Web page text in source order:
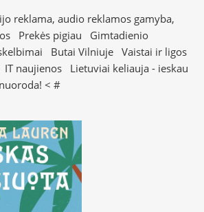
reklama, audio reklamos gamyba,
Prekės pigiau
Gimtadienio
Butai Vilniuje Vaistai ir ligos
IT naujienos
Lietuviai keliauja - ieskau
< #